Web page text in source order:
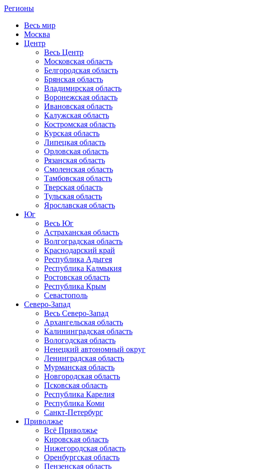
Регионы
Весь мир
Москва
Центр
Весь Центр
Московская область
Белгородская область
Брянская область
Владимирская область
Воронежская область
Ивановская область
Калужская область
Костромская область
Курская область
Липецкая область
Орловская область
Рязанская область
Смоленская область
Тамбовская область
Тверская область
Тульская область
Ярославская область
Юг
Весь Юг
Астраханская область
Волгоградская область
Краснодарский край
Республика Адыгея
Республика Калмыкия
Ростовская область
Республика Крым
Севастополь
Северо-Запад
Весь Северо-Запад
Архангельская область
Калининградская область
Вологодская область
Ненецкий автономный округ
Ленинградская область
Мурманская область
Новгородская область
Псковская область
Республика Карелия
Республика Коми
Санкт-Петербург
Приволжье
Всё Приволжье
Кировская область
Нижегородская область
Оренбургская область
Пензенская область